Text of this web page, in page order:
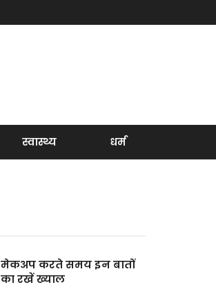
स्वास्थ्य धर्म
मेकअप करते समय इन बातों
का रखें ख्याल